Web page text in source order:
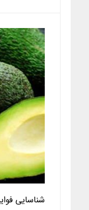
شناسایی